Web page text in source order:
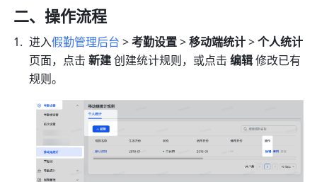
二、操作流程
进入假勤管理后台 > 考勤设置 > 移动端统计 > 个人统计
页面，点击 新建 创建统计规则，或点击 编辑 修改已有
规则。